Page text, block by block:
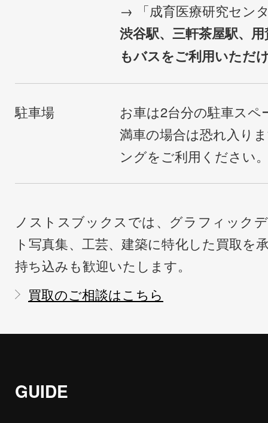
→ 「成育医療研究セン
渋谷駅、三軒茶屋駅、
もバスをご利用いただ
駐車場
お車は2台分の駐車ス
満車の場合は恐れ入り
ングをご利用ください
ノストスブックスでは、グラフィック
ト写真集、工芸、建築に特化した買取を
持ち込みも歓迎いたします。
買取のご相談はこちら
GUIDE